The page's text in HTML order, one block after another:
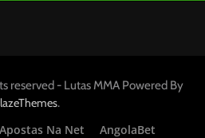
reserved - Lutas MMA Powered By
.
Apostas Na Net AngolaBet